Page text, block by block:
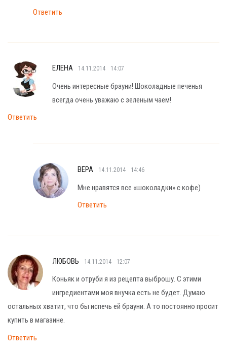
Ответить
ЕЛЕНА 14.11.2014 14:07
Очень интересные брауни! Шоколадные печенья
всегда очень уважаю с зеленым чаем!
Ответить
ВЕРА 14.11.2014 14:46
Мне нравятся все «шоколадки» с кофе)
Ответить
ЛЮБОВЬ 14.11.2014 12:07
Коньяк и отруби я из рецепта выброшу. С этими
ингредиентами моя внучка есть не будет. Думаю
остальных хватит, что бы испечь ей брауни. А то постоянно просит
купить в магазине.
Ответить